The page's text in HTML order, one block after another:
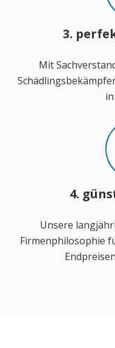
3.
Mit
4.
Unsere
Firmenphilosophie